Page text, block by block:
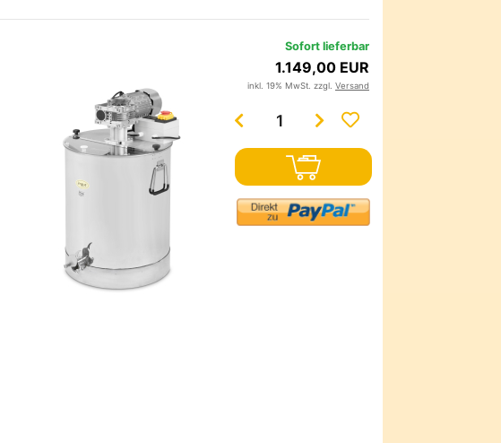
Sofort lieferbar
1.149,00 EUR
inkl. 19% MwSt. zzgl. Versand